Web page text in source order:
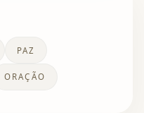
PAZ
ORAÇÃO